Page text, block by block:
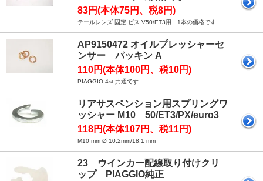
83円(本体75円、税8円)
テールレンズ 固定 ビス V50/ET3用 1本の価格です
AP9150472 オイルプレッシャーセ
ンサー パッキン A
110円(本体100円、税10円)
PIAGGIO 4st 共通です
リアサスペンション用スプリングワ
ッシャー M10 50/ET3/PX/euro3
118円(本体107円、税11円)
M10 mm Ø 10,2mm/18,1 mm
23 ウインカー配線取り付けクリ
ップ PIAGGIO純正